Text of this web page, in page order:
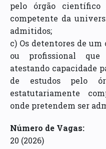
pelo órgão científico
competente da
admitidos;
c) Os detentores de
ou profissional que
atestando capacidade
de estudos pelo
estatutariamente
onde pretendem ser
Número de Vagas:
20 (2026)